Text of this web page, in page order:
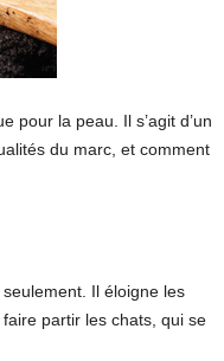
pour la peau. Il s’agit d’un
du marc, et comment
Il éloigne les
partir les chats, qui se